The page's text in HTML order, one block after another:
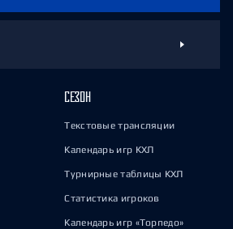
СЕЗОН
Текстовые трансляции
Календарь игр КХЛ
Турнирные таблицы КХЛ
Статистика игроков
Календарь игр «Торпедо»